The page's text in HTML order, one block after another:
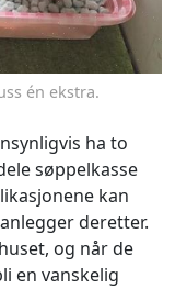
én ekstra.
ha to
søppelkasse
kan
deretter.
og når de
en vanskelig